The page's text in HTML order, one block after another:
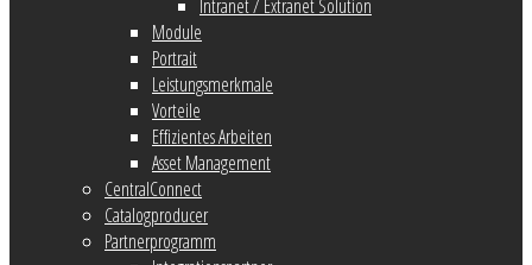
Intranet / Extranet Solution
Module
Portrait
Leistungsmerkmale
Vorteile
Effizientes Arbeiten
Asset Management
CentralConnect
Catalogproducer
Partnerprogramm